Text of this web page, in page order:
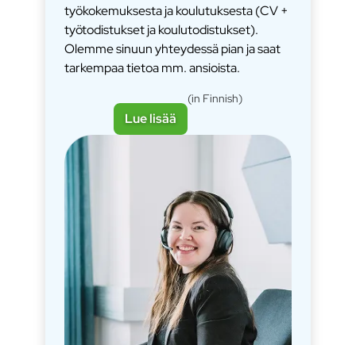
työkokemuksesta ja koulutuksesta (CV +
työtodistukset ja koulutodistukset).
Olemme sinuun yhteydessä pian ja saat
tarkempaa tietoa mm. ansioista.
Lue lisää
(in Finnish)